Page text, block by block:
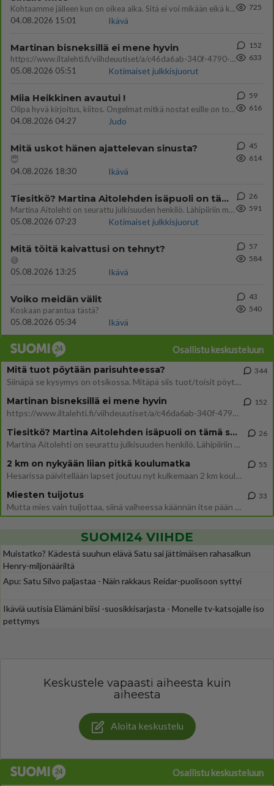
Kohtaamme jälleen kun on oikea aika. Sitä ei voi mikään eikä kukaan estää <3 <3
04.08.2026 15:01
Ikävä
725
Martinan bisneksillä ei mene hyvin
https://www.iltalehti.fi/viihdeuutiset/a/c46da6ab-340f-4790-aaa7-0865eed2336 Yrityksen konkurssihakemus on tullut kärä
05.08.2026 05:51
Kotimaiset julkkisjuorut
152
633
Miia Heikkinen avautui !
Olipa hyvä kirjoitus, kiitos. Ongelmat mitkä nostat esille on todellisia ja tämä ylimielisyys totta ja se näkyy kaikessa
04.08.2026 04:27
Judo
59
616
Mitä uskot hänen ajattelevan sinusta?
😇
04.08.2026 18:30
Ikävä
45
614
Tiesitkö? Martina Aitolehden isäpuoli on tämä suosittu laulaja
Martina Aitolehti on seurattu julkisuuden henkilö. Lähipiiriin mahtuu muitakin tunnettuja henkilöitä. Tiesitkö, että Ma
05.08.2026 07:23
Kotimaiset julkkisjuorut
26
591
Mitä töitä kaivattusi on tehnyt?
😅
05.08.2026 13:25
Ikävä
57
584
Voiko meidän välit
Koskaan parantua tästä?
05.08.2026 05:34
Ikävä
43
540
Osallistu keskusteluun
Mitä tuot pöytään parisuhteessa?
Siinäpä se kysymys on otsikossa. Mitäpä siis tuot/toisit pöytään parisuhteessa? Oletko mies vai nainen? Koetko sen mitä
344
Martinan bisneksillä ei mene hyvin
https://www.iltalehti.fi/viihdeuutiset/a/c46da6ab-340f-4790-aaa7-0865eed2336 Yrityksen konkurssihakemus on tullut kärä
152
Tiesitkö? Martina Aitolehden isäpuoli on tämä suosittu laulaja
Martina Aitolehti on seurattu julkisuuden henkilö. Lähipiiriin mahtuu muitakin tunnettuja henkilöitä. Tiesitkö, että Ma
26
2 km on nykyään liian pitkä koulumatka
Hesarissa päivitellään lapset joutuu nyt kulkemaan 2 km kouluun jösses. Ruostefillarilla tuo matka menee vaikka miten äk
55
Miesten tuijotus
Mutta mies vain tuijottaa, siinä vaiheessa käännän itse pään pois. Mikä juttu? Yleensä jos joku tuijottaa tai katsoo, hä
33
SUOMI24 VIIHDE
Muistatko? Kädestä suuhun elävä Satu sai jättimäisen rahasalkun
Henry-miljonääriltä
Apu: Satu Silvo paljastaa - Näin rakkaus Reidar-puolisoon syttyi
Ikäviä uutisia Elämäni biisi -suosikkisarjasta - Monelle tv-katsojalle iso
pettymys
Keskustele vapaasti aiheesta kuin
aiheesta
Aloita keskustelu
Osallistu keskusteluun